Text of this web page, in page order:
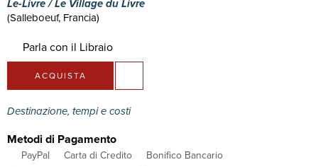
Le-Livre / Le Village du Livre
(Salleboeuf, Francia)
Parla con il Libraio
ACQUISTA
Destinazione, tempi e costi
Metodi di Pagamento
PayPal Carta di Credito
Bonifico Bancario